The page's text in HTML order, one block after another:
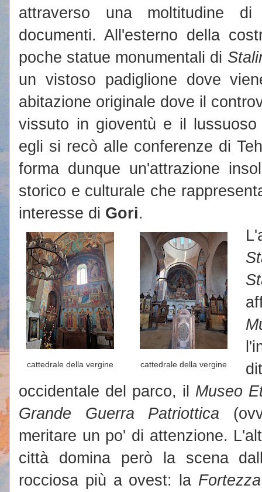
attraverso una moltitudine
documenti. All'esterno della
poche statue monumentali di
un vistoso padiglione dove
abitazione originale dove il
vissuto in gioventù e il
egli si recò alle conferenze di
forma dunque un'attrazione
storico e culturale che
interesse di Gori.
cattedrale della vergine cattedrale della vergine
occidentale del parco, il Museo
Grande Guerra Patriottica
meritare un po' di attenzione.
città domina però la scena
rocciosa più a ovest: la